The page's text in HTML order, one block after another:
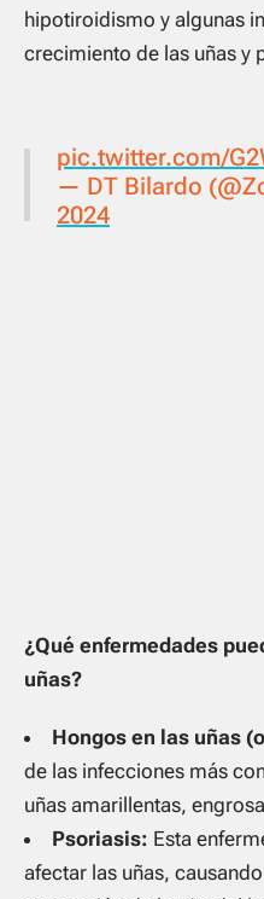
hipotiroidismo y algunas
crecimiento de las uñas y
pic.twitter.com/
— DT Bilardo
2024
¿Qué enfermedades
uñas?
Hongos en las uñas
de las infecciones más
uñas amarillentas,
Psoriasis: Esta
afectar las uñas,